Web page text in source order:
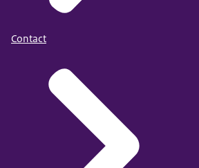
Contact